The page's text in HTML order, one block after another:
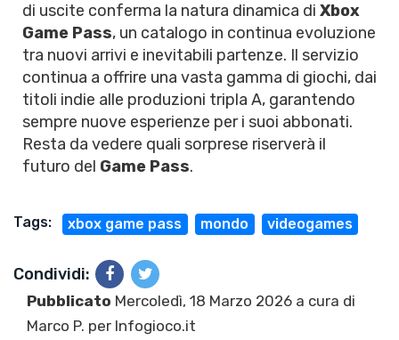
di uscite conferma la natura dinamica di Xbox
Game Pass, un catalogo in continua evoluzione
tra nuovi arrivi e inevitabili partenze. Il servizio
continua a offrire una vasta gamma di giochi, dai
titoli indie alle produzioni tripla A, garantendo
sempre nuove esperienze per i suoi abbonati.
Resta da vedere quali sorprese riserverà il
futuro del Game Pass.
Tags: xbox game pass mondo videogames
Condividi:
Pubblicato Mercoledì, 18 Marzo 2026 a cura di
Marco P. per Infogioco.it